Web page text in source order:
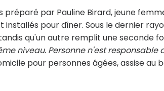
par Pauline Birard, jeune
pour dîner. Sous le dernier
qu'un autre remplit une seconde
niveau. Personne n'est responsable
pour personnes âgées, assise au